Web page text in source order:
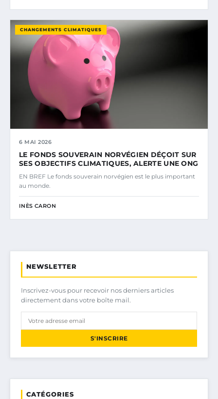
CHANGEMENTS CLIMATIQUES
6 MAI 2026
LE FONDS SOUVERAIN NORVÉGIEN DÉÇOIT SUR
SES OBJECTIFS CLIMATIQUES, ALERTE UNE ONG
EN BREF Le fonds souverain norvégien est le plus important
au monde.
INÈS CARON
NEWSLETTER
Inscrivez-vous pour recevoir nos derniers articles
directement dans votre boîte mail.
S'INSCRIRE
CATÉGORIES